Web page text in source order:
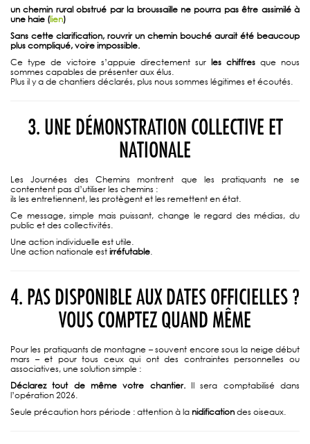
un chemin rural obstrué par la broussaille ne pourra pas être assimilé à
une haie (lien)
Sans cette clarification, rouvrir un chemin bouché aurait été beaucoup
plus compliqué, voire impossible.
Ce type de victoire s’appuie directement sur les chiffres que nous
sommes capables de présenter aux élus.
Plus il y a de chantiers déclarés, plus nous sommes légitimes et écoutés.
3. UNE DÉMONSTRATION COLLECTIVE ET
NATIONALE
Les Journées des Chemins montrent que les pratiquants ne se
contentent pas d’utiliser les chemins :
ils les entretiennent, les protègent et les remettent en état.
Ce message, simple mais puissant, change le regard des médias, du
public et des collectivités.
Une action individuelle est utile.
Une action nationale estirréfutable.
4. PAS DISPONIBLE AUX DATES OFFICIELLES ?
VOUS COMPTEZ QUAND MÊME
Pour les pratiquants de montagne – souvent encore sous la neige début
mars – et pour tous ceux qui ont des contraintes personnelles ou
associatives, une solution simple :
Déclarez tout de même votre chantier. Il sera comptabilisé dans
l’opération 2026.
Seule précaution hors période : attention à la nidificationdes oiseaux.